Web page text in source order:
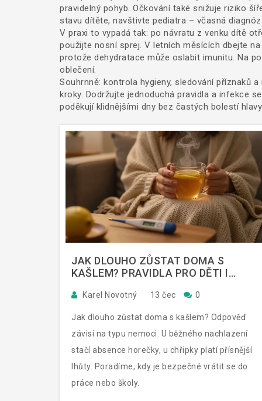
pravidelný pohyb. Očkování také snižuje riziko
stavu dítěte, navštivte pediatra – včasná
V praxi to vypadá tak: po návratu z venku dítě
použijte nosní sprej. V letních měsících dbejte
protože dehydratace může oslabit imunitu. Na
oblečení.
Souhrnně: kontrola hygieny, sledování příznaků
kroky. Dodržujte jednoduchá pravidla a infekce
poděkují klidnějšími dny bez častých bolestí
JAK DLOUHO ZŮSTAT DOMA S
KAŠLEM? PRAVIDLA PRO DĚTI I
Karel Novotný 13 čec 0
Jak dlouho zůstat doma s kašlem? Odpověď
závisí na typu nemoci. U běžného nachlazení
stačí absence horečky, u chřipky platí přísnější
lhůty. Poradíme, kdy je bezpečné vrátit se do
práce nebo školy.